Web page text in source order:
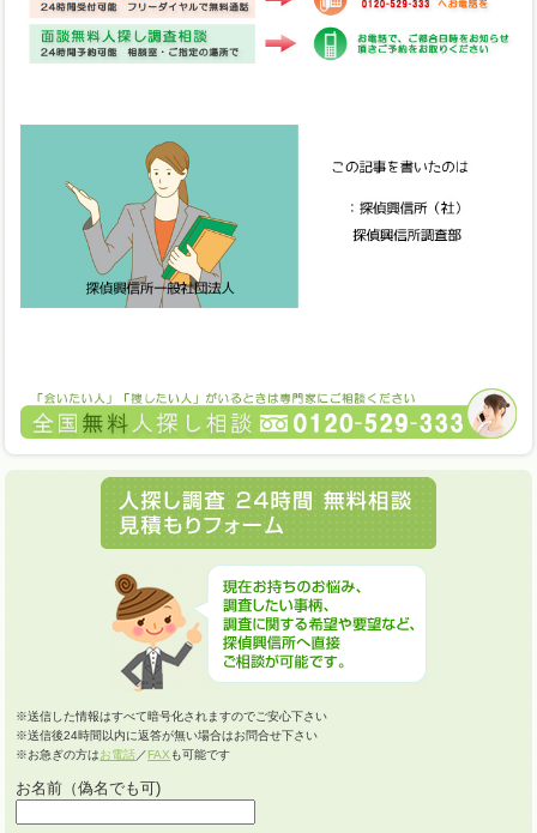
※送信した情報はすべて暗号化されますのでご安心下さい
※送信後24時間以内に返答が無い場合はお問合せ下さい
※お急ぎの方はお電話 ／FAX も可能です
お名前（偽名でも可)